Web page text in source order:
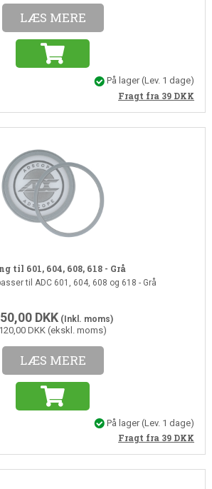
LÆS MERE
På lager(Lev. 1 dage)
Fragt fra 39 DKK
til 601, 604, 608, 618 - Grå
til ADC 601, 604, 608 og 618 - Grå
DKK(Inkl. moms)
120,00 DKK (ekskl. moms)
LÆS MERE
På lager(Lev. 1 dage)
Fragt fra 39 DKK